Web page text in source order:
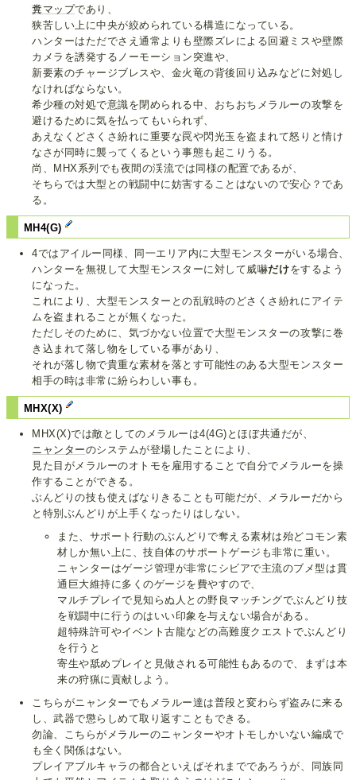
糞マップであり、
狭苦しい上に中央が絞められている構造になっている。
ハンターはただでさえ通常よりも壁際ズレによる回避ミスや壁際
カメラを誘発するノーモーション突進や、
新要素のチャージブレスや、金火竜の背後回り込みなどに対処し
なければならない。
希少種の対処で意識を閉められる中、おちおちメラルーの攻撃を
避けるために気を払ってもいられず、
あえなくどさくさ紛れに重要な罠や閃光玉を盗まれて怒りと情け
なさが同時に襲ってくるという事態も起こりうる。
尚、MHX系列でも夜間の渓流では同様の配置であるが、
そちらでは大型との戦闘中に妨害することはないので安心？であ
る。
MH4(G)
4ではアイルー同様、同一エリア内に大型モンスターがいる場合、
ハンターを無視して大型モンスターに対して威嚇だけをするよう
になった。
これにより、大型モンスターとの乱戦時のどさくさ紛れにアイテ
ムを盗まれることが無くなった。
ただしそのために、気づかない位置で大型モンスターの攻撃に巻
き込まれて落し物をしている事があり、
それが落し物で貴重な素材を落とす可能性のある大型モンスター
相手の時は非常に紛らわしい事も。
MHX(X)
MHX(X)では敵としてのメラルーは4(4G)とほぼ共通だが、
ニャンターのシステムが登場したことにより、
見た目がメラルーのオトモを雇用することで自分でメラルーを操
作することができる。
ぶんどりの技も使えばなりきることも可能だが、メラルーだから
と特別ぶんどりが上手くなったりはしない。
また、サポート行動のぶんどりで奪える素材は殆どコモン素
材しか無い上に、技自体のサポートゲージも非常に重い。
ニャンターはゲージ管理が非常にシビアで主流のブメ型は貫
通巨大維持に多くのゲージを費やすので、
マルチプレイで見知らぬ人との野良マッチングでぶんどり技
を戦闘中に行うのはいい印象を与えない場合がある。
超特殊許可やイベント古龍などの高難度クエストでぶんどり
を行うと
寄生や舐めプレイと見做される可能性もあるので、まずは本
来の狩猟に貢献しよう。
こちらがニャンターでもメラルー達は普段と変わらず盗みに来る
し、武器で懲らしめて取り返すこともできる。
勿論、こちらがメラルーのニャンターやオトモしかいない編成で
も全く関係はない。
プレイアブルキャラの都合といえばそれまでであろうが、同族同